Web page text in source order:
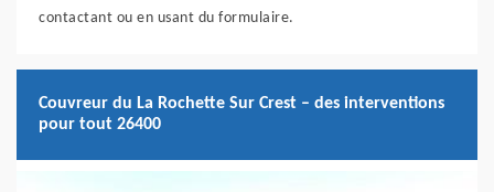
contactant ou en usant du formulaire.
Couvreur du La Rochette Sur Crest – des interventions
pour tout 26400